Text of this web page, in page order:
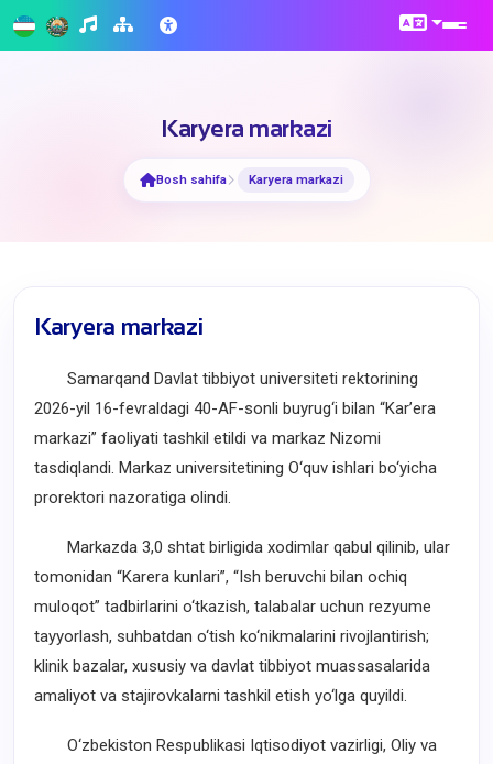
Karyera markazi
Bosh sahifa Karyera markazi
Karyera markazi
Samarqand Davlat tibbiyot universiteti rektorining
2026-yil 16-fevraldagi 40-AF-sonli buyrug‘i bilan “Kar’era
markazi” faoliyati tashkil etildi va markaz Nizomi
tasdiqlandi. Markaz universitetining O‘quv ishlari bo‘yicha
prorektori nazoratiga olindi.
Markazda 3,0 shtat birligida xodimlar qabul qilinib, ular
tomonidan “Karera kunlari”, “Ish beruvchi bilan ochiq
muloqot” tadbirlarini o‘tkazish, talabalar uchun rezyume
tayyorlash, suhbatdan o‘tish ko‘nikmalarini rivojlantirish;
klinik bazalar, xususiy va davlat tibbiyot muassasalarida
amaliyot va stajirovkalarni tashkil etish yo‘lga quyildi.
O‘zbekiston Respublikasi Iqtisodiyot vazirligi, Oliy va